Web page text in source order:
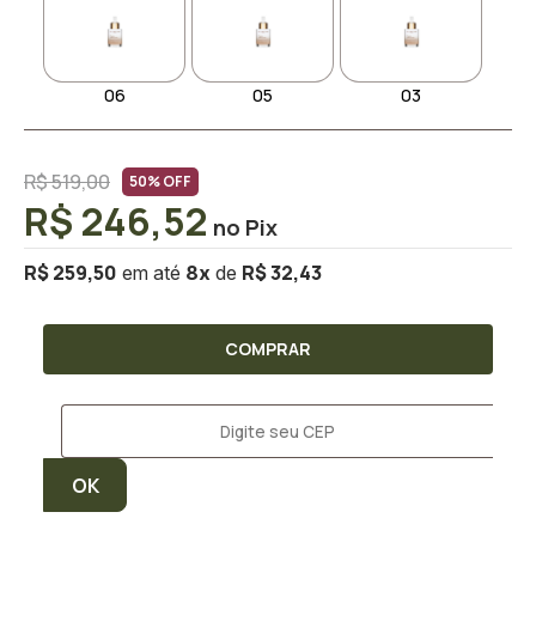
06 05 03
R$ 519,00 50% OFF
R$ 259,50 8x R$ 32,43
R$ 246,52
COMPRAR